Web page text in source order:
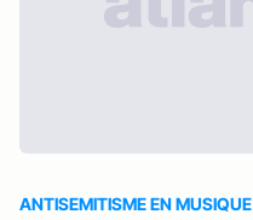
ANTISEMITISME EN MUSIQUE